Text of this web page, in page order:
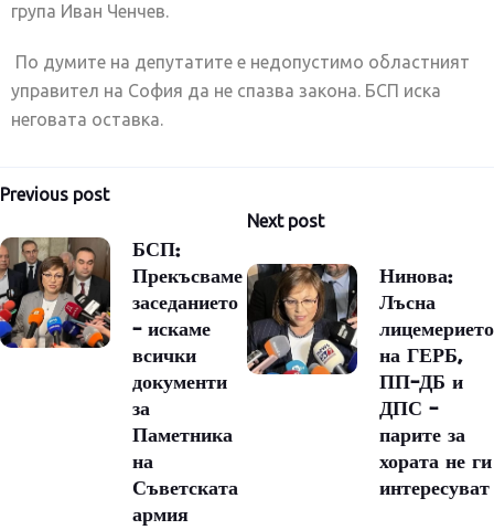
група Иван Ченчев.
По думите на депутатите е недопустимо областният
управител на София да не спазва закона. БСП иска
неговата оставка.
Навигация
Previous post
БСП:
Прекъсваме
заседанието
– искаме
всички
документи
за
Паметника
на
Съветската
армия
Next post
Нинова:
Лъсна
лицемерието
на ГЕРБ,
ПП-ДБ и
ДПС –
парите за
хората не ги
интересуват